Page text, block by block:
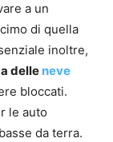
a un
di quella
inoltre,
delle neve
bloccati.
le auto
da terra.